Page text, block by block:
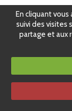
En cliquant
suivi des visites
partage et aux